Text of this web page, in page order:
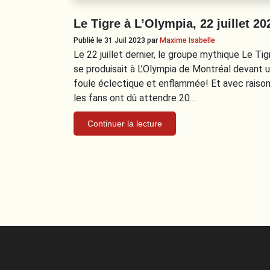
Le Tigre à L’Olympia, 22 juillet
Publié le 31 Juil 2023 parMaxime Isabelle
Le 22 juillet dernier, le groupe mythique Le
se produisait à L’Olympia de Montréal devant
foule éclectique et enflammée! Et avec
les fans ont dû attendre 20…
Continuer la lecture